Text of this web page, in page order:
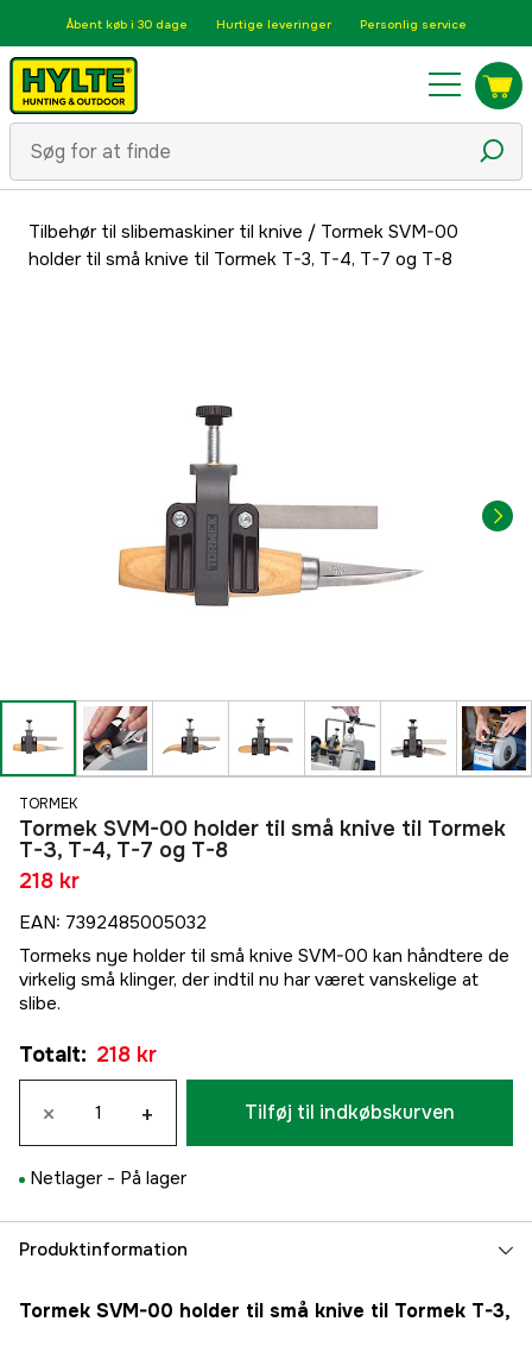
Åbent køb i 30 dage Hurtige leveringer Personlig service
Tilbehør til slibemaskiner til knive / Tormek SVM-00
holder til små knive til Tormek T-3, T-4, T-7 og T-8
TORMEK
Tormek SVM-00 holder til små knive til Tormek
T-3, T-4, T-7 og T-8
218 kr
EAN: 7392485005032
Tormeks nye holder til små knive SVM-00 kan håndtere de
virkelig små klinger, der indtil nu har været vanskelige at
slibe.
Totalt: 218 kr
× + Tilføj til indkøbskurven
Netlager - På lager
Produktinformation
Tormek SVM-00 holder til små knive til Tormek T-3,